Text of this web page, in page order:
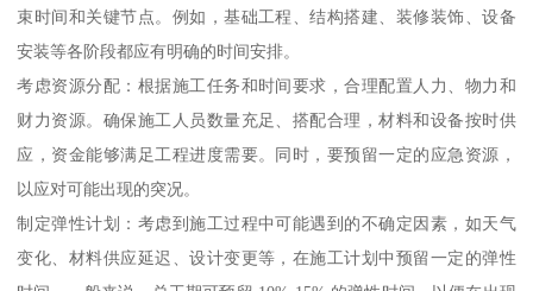
束时间和关键节点。例如，基础工程、结构搭建、装修装饰、设备
安装等各阶段都应有明确的时间安排。
考虑资源分配：根据施工任务和时间要求，合理配置人力、物力和
财力资源。确保施工人员数量充足、搭配合理，材料和设备按时供
应，资金能够满足工程进度需要。同时，要预留一定的应急资源，
以应对可能出现的突况。
制定弹性计划：考虑到施工过程中可能遇到的不确定因素，如天气
变化、材料供应延迟、设计变更等，在施工计划中预留一定的弹性